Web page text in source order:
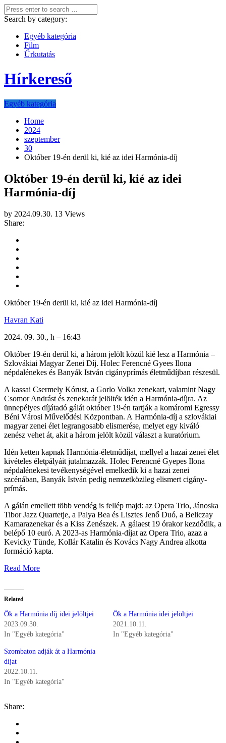
Search by category:
Egyéb kategória
Film
Űrkutatás
Hírkereső
Egyéb kategória
Home
2024
szeptember
30
Október 19-én derül ki, kié az idei Harmónia-díj
Október 19-én derül ki, kié az idei
Harmónia-díj
by 2024.09.30. 13 Views
Share:
Október 19-én derül ki, kié az idei Harmónia-díj
Havran Kati
2024. 09. 30., h – 16:43
Október 19-én derül ki, a három jelölt közül kié lesz a Harmónia –
Szlovákiai Magyar Zenei Díj. Holec Ferencné Gyees Ilona
népdalénekes és Banyák István cigányprímás életműdíjban részesül.
A kassai Csermely Kórust, a Gorlo Volka zenekart, valamint Nagy
Csomor Andrást és zenekarát jelölték idén a Harmónia-díjra. Az
ünnepélyes díjátadó gálát október 19-én tartják a komáromi Egressy
Béni Városi Művelődési Központban. A Harmónia-díj a szlovákiai
magyar zenei élet legrangosabb elismerése, melyet egy kiváló
zenész vehet át, akit a három jelölt közül választ a kuratórium.
Idén ketten kapnak Harmónia-életműdíjat, mellyel a hazai zenei élet
kivételes életpályáit jutalmazzák. Holec Ferencné Gyepes Ilona
népdalénekesi tevékenységével emelkedik ki a hazai zenei
szcénában, Banyák István pedig nemzetközileg elismert cigány-
prímás.
A gálán emellett több vendég is fellép majd: az Opera Trio, Jánoska
Tibor Jazz Quartetje, a Palya Bea és Lisztes Jenő Duó, a Beliczay
Kamarazenekar és a Kiss Zenészek. A gálaest 19 órakor kezdődik, a
belépő 10 euró. A 2023-as Harmónia-díjat az Opera Trio, azaz a
Kevicky Tünde, Kollár Katalin és Kovács Nagy Andrea alkotta
formáció kapta.
Read More
Related
Ők a Harmónia díj idei jelöltjei
2023.09.30.
In "Egyéb kategória"
Ők a Harmónia idei jelöltjei
2021.10.11.
In "Egyéb kategória"
Szombaton adják át a Harmónia
díjat
2022.10.11.
In "Egyéb kategória"
Share: